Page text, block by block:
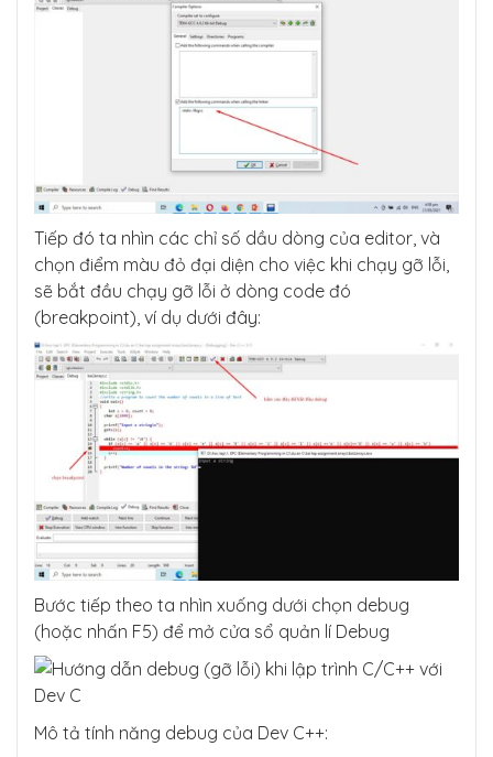
Tiếp đó ta nhìn các chỉ số dầu dòng của editor, và
chọn điểm màu đỏ đại diện cho việc khi chạy gỡ lỗi,
sẽ bắt đầu chạy gỡ lỗi ở dòng code đó
(breakpoint), ví dụ dưới đây:
Bước tiếp theo ta nhìn xuống dưới chọn debug
(hoặc nhấn F5) để mở cửa sổ quản lí Debug
Mô tả tính năng debug của Dev C++: